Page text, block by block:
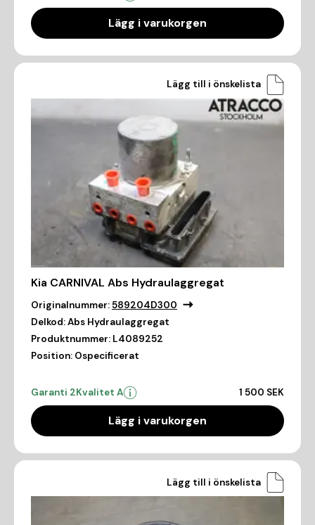
Lägg i varukorgen
Lägg till i önskelista
Kia CARNIVAL Abs Hydraulaggregat
Originalnummer:589204D300
Delkod:Abs Hydraulaggregat
Produktnummer: L4089252
Position: Ospecificerat
Garanti 2Kvalitet A 1 500 SEK
Lägg i varukorgen
Lägg till i önskelista